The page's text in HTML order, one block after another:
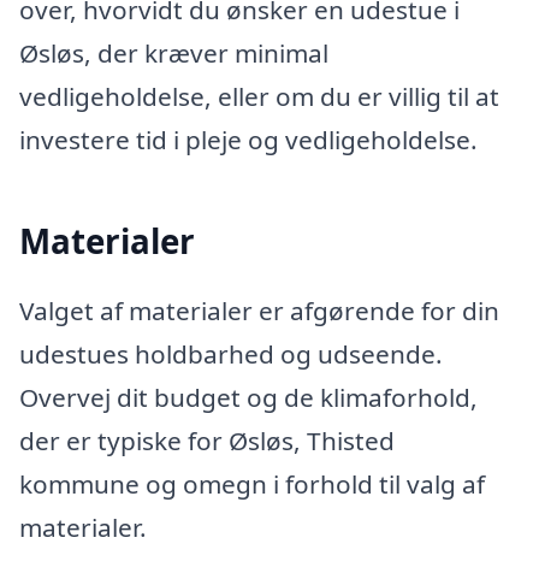
over, hvorvidt du ønsker en udestue i
Øsløs, der kræver minimal
vedligeholdelse, eller om du er villig til at
investere tid i pleje og vedligeholdelse.
Materialer
Valget af materialer er afgørende for din
udestues holdbarhed og udseende.
Overvej dit budget og de klimaforhold,
der er typiske for Øsløs, Thisted
kommune og omegn i forhold til valg af
materialer.